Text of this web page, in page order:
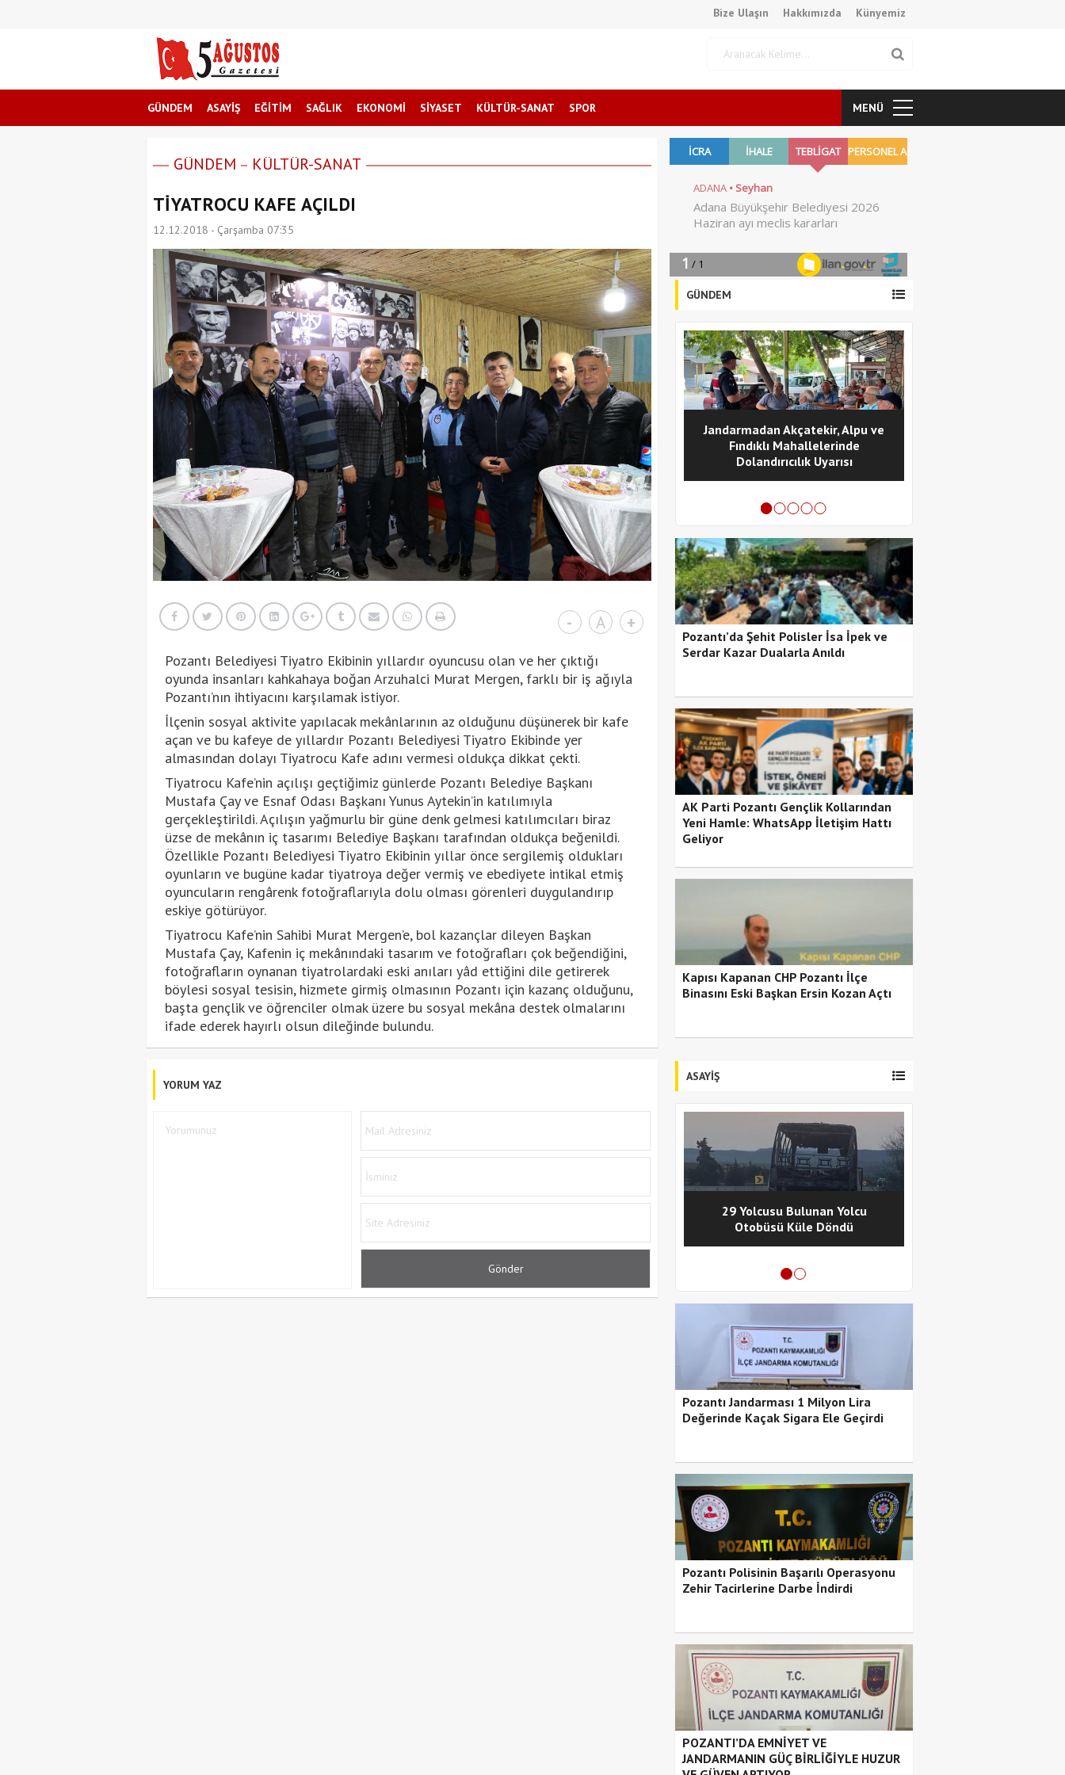
Bize Ulaşın Hakkımızda Künyemiz
GÜNDEM ASAYİŞ EĞİTİM SAĞLIK EKONOMİ SİYASET KÜLTÜR-SANAT SPOR MENÜ
GÜNDEM KÜLTÜR-SANAT
TİYATROCU KAFE AÇILDI
12.12.2018 - Çarşamba 07:35
- A +
Pozantı Belediyesi Tiyatro Ekibinin yıllardır oyuncusu olan ve her çıktığı
oyunda insanları kahkahaya boğan Arzuhalci Murat Mergen, farklı bir iş ağıyla
Pozantı’nın ihtiyacını karşılamak istiyor.
İlçenin sosyal aktivite yapılacak mekânlarının az olduğunu düşünerek bir kafe
açan ve bu kafeye de yıllardır Pozantı Belediyesi Tiyatro Ekibinde yer
almasından dolayı Tiyatrocu Kafe adını vermesi oldukça dikkat çekti.
Tiyatrocu Kafe’nin açılışı geçtiğimiz günlerde Pozantı Belediye Başkanı
Mustafa Çay ve Esnaf Odası Başkanı Yunus Aytekin’in katılımıyla
gerçekleştirildi. Açılışın yağmurlu bir güne denk gelmesi katılımcıları biraz
üzse de mekânın iç tasarımı Belediye Başkanı tarafından oldukça beğenildi.
Özellikle Pozantı Belediyesi Tiyatro Ekibinin yıllar önce sergilemiş oldukları
oyunların ve bugüne kadar tiyatroya değer vermiş ve ebediyete intikal etmiş
oyuncuların rengârenk fotoğraflarıyla dolu olması görenleri duygulandırıp
eskiye götürüyor.
Tiyatrocu Kafe’nin Sahibi Murat Mergen’e, bol kazançlar dileyen Başkan
Mustafa Çay, Kafenin iç mekânındaki tasarım ve fotoğrafları çok beğendiğini,
fotoğrafların oynanan tiyatrolardaki eski anıları yâd ettiğini dile getirerek
böylesi sosyal tesisin, hizmete girmiş olmasının Pozantı için kazanç olduğunu,
başta gençlik ve öğrenciler olmak üzere bu sosyal mekâna destek olmalarını
ifade ederek hayırlı olsun dileğinde bulundu.
YORUM YAZ
GÜNDEM
Jandarmadan Akçatekir, Alpu ve
Fındıklı Mahallelerinde
Dolandırıcılık Uyarısı
1 4
Pozantı’da Şehit Polisler İsa İpek ve
Serdar Kazar Dualarla Anıldı
AK Parti Pozantı Gençlik Kollarından
Yeni Hamle: WhatsApp İletişim Hattı
Geliyor
Kapısı Kapanan CHP Pozantı İlçe
Binasını Eski Başkan Ersin Kozan Açtı
ASAYİŞ
29 Yolcusu Bulunan Yolcu
Otobüsü Küle Döndü
Pozantı Jandarması 1 Milyon Lira
Değerinde Kaçak Sigara Ele Geçirdi
Pozantı Polisinin Başarılı Operasyonu
Zehir Tacirlerine Darbe İndirdi
POZANTI’DA EMNİYET VE
JANDARMANIN GÜÇ BİRLİĞİYLE HUZUR